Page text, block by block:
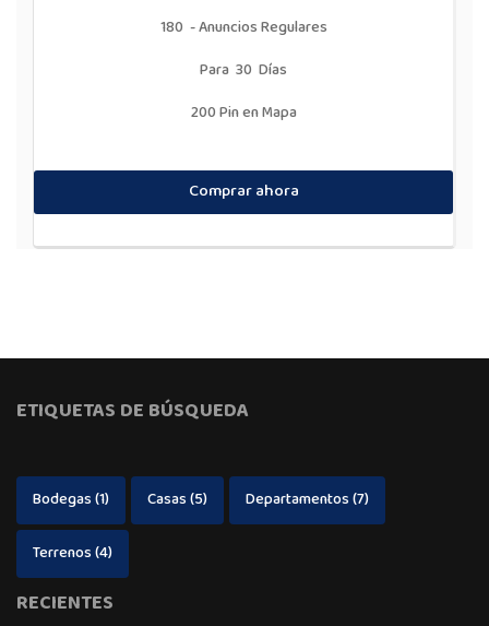
180 - Anuncios Regulares
Para 30 Días
200 Pin en Mapa
Comprar ahora
ETIQUETAS DE BÚSQUEDA
Bodegas(1) Casas(5) Departamentos(7)
Terrenos(4)
RECIENTES